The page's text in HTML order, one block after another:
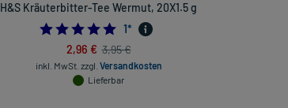
H&S Kräuterbitter-Tee Wermut, 20X1.5 g
5.0
1*
2,96 € 3,95 €
inkl. MwSt. zzgl. Versandkosten
Lieferbar